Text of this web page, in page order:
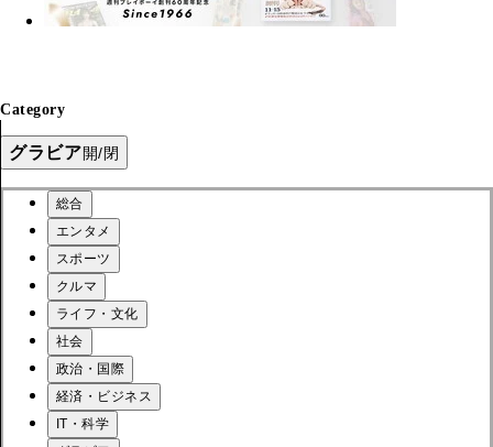
Category
グラビア開/閉
総合
エンタメ
スポーツ
クルマ
ライフ・文化
社会
政治・国際
経済・ビジネス
IT・科学